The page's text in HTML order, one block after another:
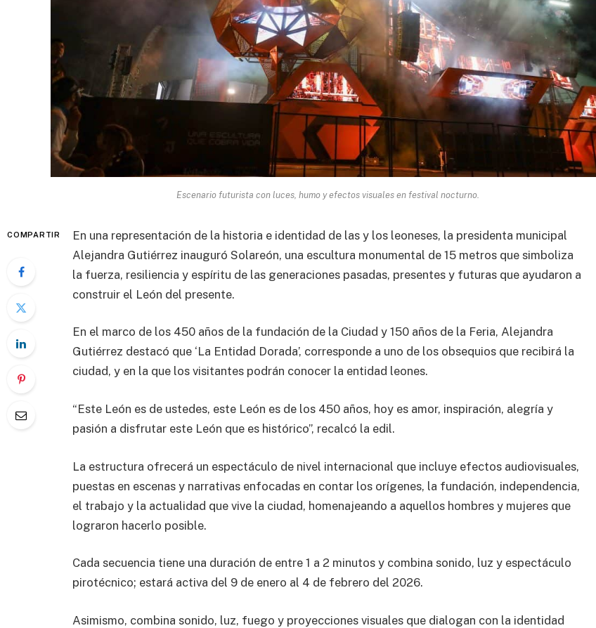
Escenario futurista con luces, humo y efectos visuales en festival nocturno.
COMPARTIR
En una representación de la historia e identidad de las y los leoneses, la presidenta municipal
Alejandra Gutiérrez inauguró Solareón, una escultura monumental de 15 metros que simboliza
la fuerza, resiliencia y espíritu de las generaciones pasadas, presentes y futuras que ayudaron a
construir el León del presente.
En el marco de los 450 años de la fundación de la Ciudad y 150 años de la Feria, Alejandra
Gutiérrez destacó que ‘La Entidad Dorada’, corresponde a uno de los obsequios que recibirá la
ciudad, y en la que los visitantes podrán conocer la entidad leones.
“Este León es de ustedes, este León es de los 450 años, hoy es amor, inspiración, alegría y
pasión a disfrutar este León que es histórico”, recalcó la edil.
La estructura ofrecerá un espectáculo de nivel internacional que incluye efectos audiovisuales,
puestas en escenas y narrativas enfocadas en contar los orígenes, la fundación, independencia,
el trabajo y la actualidad que vive la ciudad, homenajeando a aquellos hombres y mujeres que
lograron hacerlo posible.
Cada secuencia tiene una duración de entre 1 a 2 minutos y combina sonido, luz y espectáculo
pirotécnico; estará activa del 9 de enero al 4 de febrero del 2026.
Asimismo, combina sonido, luz, fuego y proyecciones visuales que dialogan con la identidad